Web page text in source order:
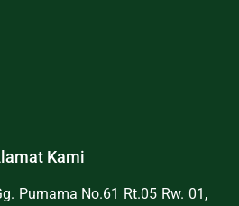
Kami
Purnama No.61 Rt.05 Rw. 01,